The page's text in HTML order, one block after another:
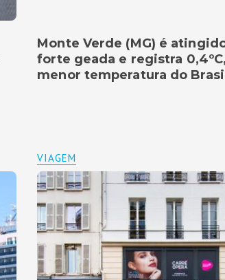
Monte Verde (MG) é
forte geada e registra
menor temperatura do
VIAGEM